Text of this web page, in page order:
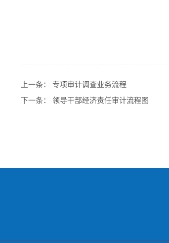
上一条： 专项审计调查业务流程
下一条： 领导干部经济责任审计流程图